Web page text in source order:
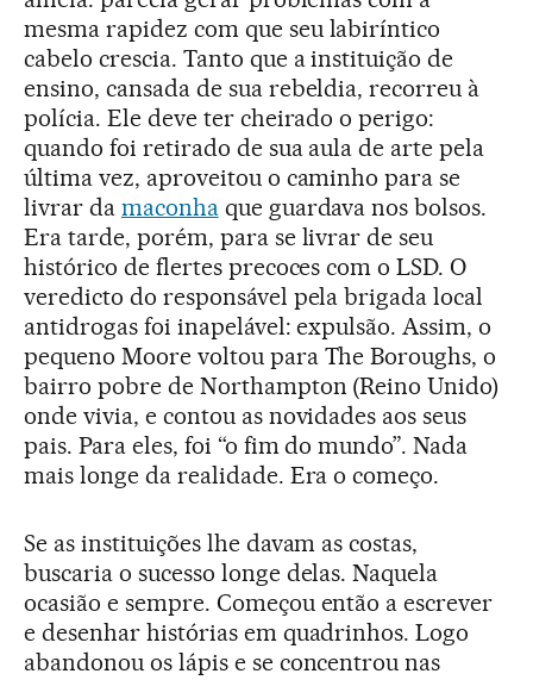
mesma rapidez com que seu labiríntico
cabelo crescia. Tanto que a instituição de
ensino, cansada de sua rebeldia, recorreu à
polícia. Ele deve ter cheirado o perigo:
quando foi retirado de sua aula de arte pela
última vez, aproveitou o caminho para se
livrar da maconhaque guardava nos bolsos.
Era tarde, porém, para se livrar de seu
histórico de flertes precoces com o LSD. O
veredicto do responsável pela brigada local
antidrogas foi inapelável: expulsão. Assim, o
pequeno Moore voltou para The Boroughs, o
bairro pobre de Northampton (Reino Unido)
onde vivia, e contou as novidades aos seus
pais. Para eles, foi “o fim do mundo”. Nada
mais longe da realidade. Era o começo.
Se as instituições lhe davam as costas,
buscaria o sucesso longe delas. Naquela
ocasião e sempre. Começou então a escrever
e desenhar histórias em quadrinhos. Logo
abandonou os lápis e se concentrou nas